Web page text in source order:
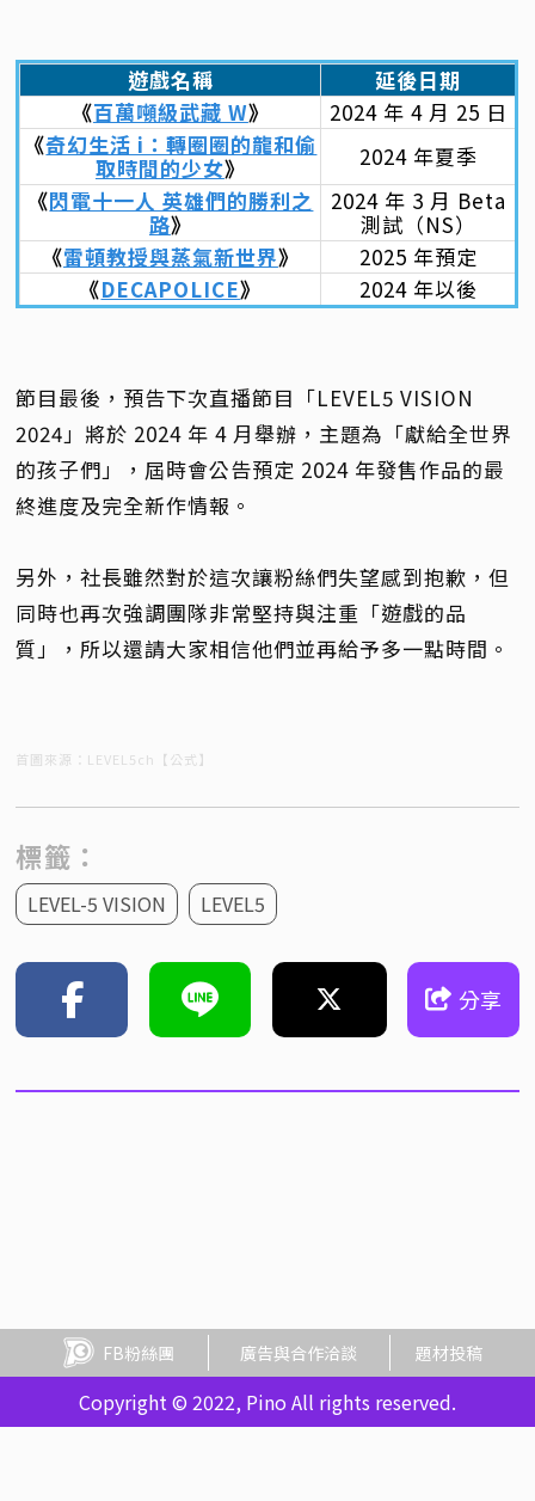
遊戲名稱
延後日期
《百萬噸級武藏 W》
2024 年 4 月 25 日
《奇幻生活 i：轉圈圈的龍和偷
取時間的少女》
2024 年夏季
《閃電十一人 英雄們的勝利之
路》
2024 年 3 月 Beta
測試（NS）
《雷頓教授與蒸氣新世界》
2025 年預定
《DECAPOLICE》 2024 年以後
節目最後，預告下次直播節目「LEVEL5 VISION
2024」將於 2024 年 4 月舉辦，主題為「獻給全世界
的孩子們」，屆時會公告預定 2024 年發售作品的最
終進度及完全新作情報。
另外，社長雖然對於這次讓粉絲們失望感到抱歉，但
同時也再次強調團隊非常堅持與注重「遊戲的品
質」，所以還請大家相信他們並再給予多一點時間。
首圖來源：LEVEL5ch【公式】
標籤：
LEVEL-5 VISION LEVEL5
分享
FB粉絲團 廣告與合作洽談 題材投稿
Copyright © 2022, Pino All rights reserved.